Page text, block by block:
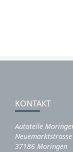
KONTAKT
Autoteile
37186 Moringen